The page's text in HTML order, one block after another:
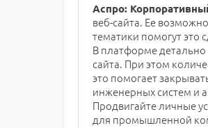
Аспро:
веб-сайта. Ее
тематики помогут это
В платформе
сайта. При этом
это помогает
инженерных систем и
Продвигайте личные
для промышленной